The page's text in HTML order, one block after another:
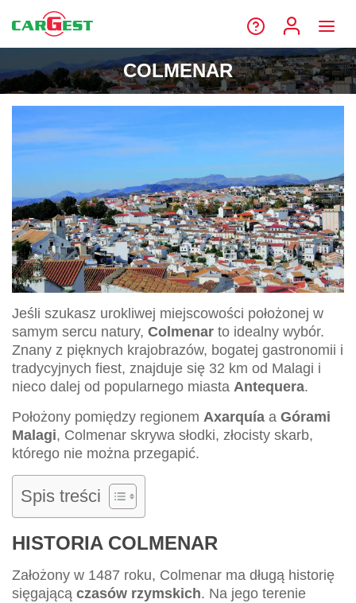
COLMENAR
Jeśli szukasz urokliwej miejscowości położonej w
samym sercu natury, Colmenar to idealny wybór.
Znany z pięknych krajobrazów, bogatej gastronomii i
tradycyjnych fiest, znajduje się 32 km od Malagi i
nieco dalej od popularnego miasta Antequera.
Położony pomiędzy regionem Axarquía a Górami
Malagi, Colmenar skrywa słodki, złocisty skarb,
którego nie można przegapić.
Spis treści
HISTORIA COLMENAR
Założony w 1487 roku, Colmenar ma długą historię
sięgającą czasów rzymskich. Na jego terenie